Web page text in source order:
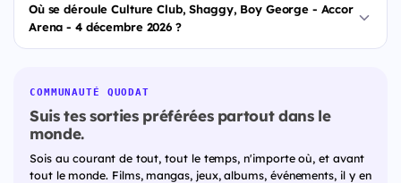
Où se déroule Culture Club, Shaggy, Boy George - Accor
Arena - 4 décembre 2026 ?
COMMUNAUTÉ QUODAT
Suis tes sorties préférées partout dans le
monde.
Sois au courant de tout, tout le temps, n'importe où, et avant
tout le monde. Films, mangas, jeux, albums, événements, il y en